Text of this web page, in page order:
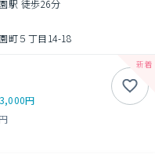
駅 徒歩26分
町５丁目14-18
円